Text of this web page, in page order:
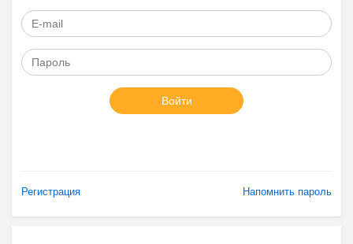
Войти
Регистрация Напомнить пароль